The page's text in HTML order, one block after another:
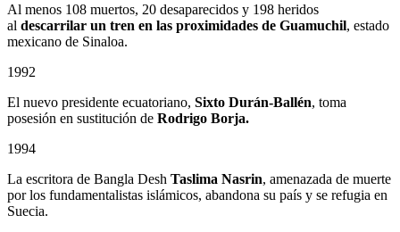
Al menos 108 muertos, 20 desaparecidos y 198 heridos
al descarrilar un tren en las proximidades de Guamuchil, estado
mexicano de Sinaloa.
1992
El nuevo presidente ecuatoriano, Sixto Durán-Ballén, toma
posesión en sustitución de Rodrigo Borja.
1994
La escritora de Bangla Desh Taslima Nasrin, amenazada de muerte
por los fundamentalistas islámicos, abandona su país y se refugia en
Suecia.